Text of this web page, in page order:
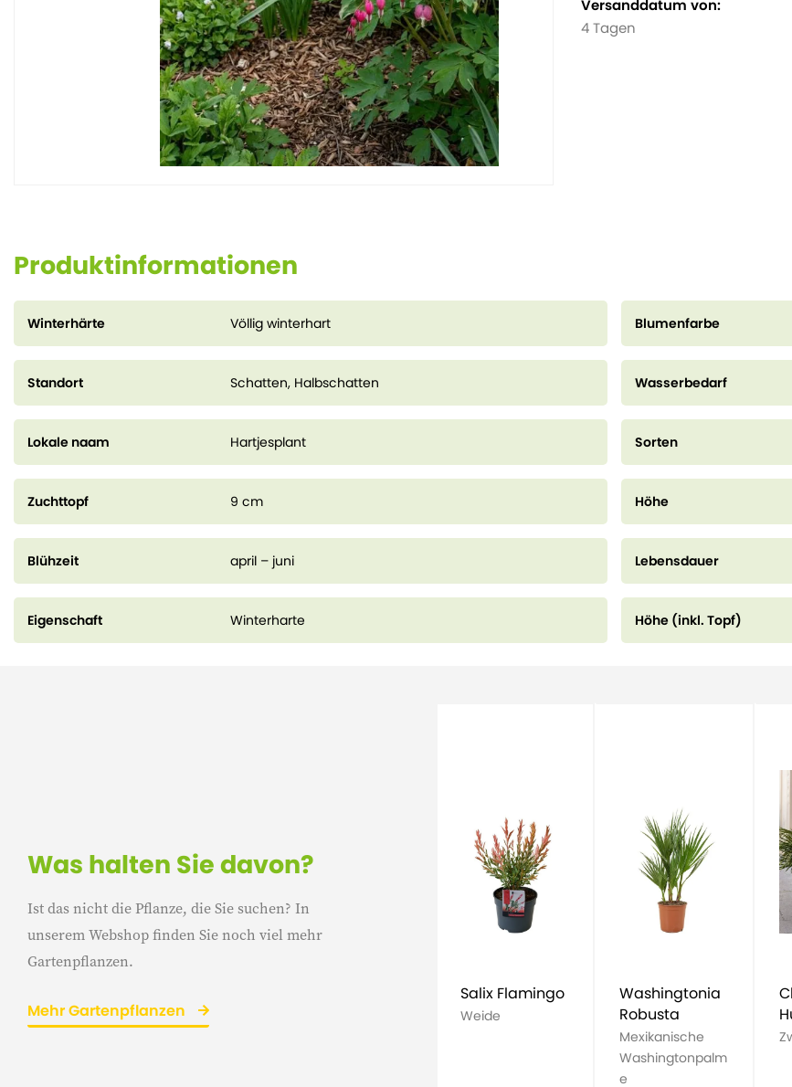
Versanddatum von:
4 Tagen
Produktinformationen
Winterhärte Völlig winterhart Blumenfarbe
Standort Schatten, Halbschatten Wasserbedarf
Lokale naam Hartjesplant Sorten
Zuchttopf 9 cm Höhe
Blühzeit april – juni Lebensdauer
Eigenschaft Winterharte Höhe (inkl. Topf)
Was halten Sie davon?
Ist das nicht die Pflanze, die Sie suchen? In
unserem Webshop finden Sie noch viel mehr
Gartenpflanzen.
Mehr Gartenpflanzen
Salix Flamingo
Weide
Washingtonia
Robusta
Mexikanische
Washingtonpalm
e